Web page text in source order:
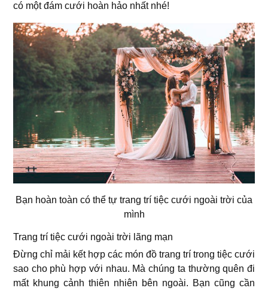
có một đám cưới hoàn hảo nhất nhé!
Bạn hoàn toàn có thể tự trang trí tiệc cưới ngoài trời của
mình
Trang trí tiệc cưới ngoài trời lãng mạn
Đừng chỉ mải kết hợp các món đồ trang trí trong tiệc cưới
sao cho phù hợp với nhau. Mà chúng ta thường quên đi
mất khung cảnh thiên nhiên bên ngoài. Bạn cũng cần